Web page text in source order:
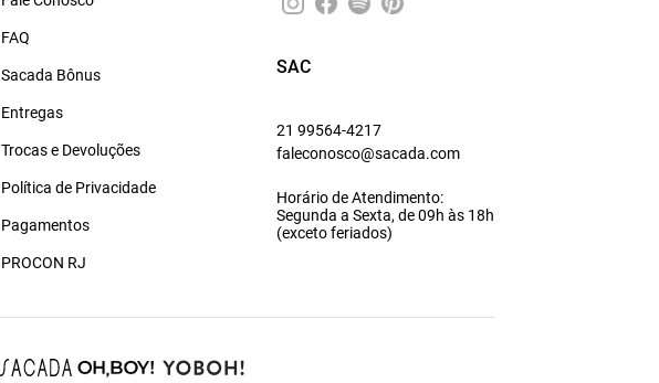
FAQ
Sacada Bônus
Entregas
Trocas e Devoluções
Política de Privacidade
Pagamentos
PROCON RJ
SAC
21 99564-4217
faleconosco@sacada.com
Horário de Atendimento:
Segunda a Sexta, de 09h às 18h
(exceto feriados)